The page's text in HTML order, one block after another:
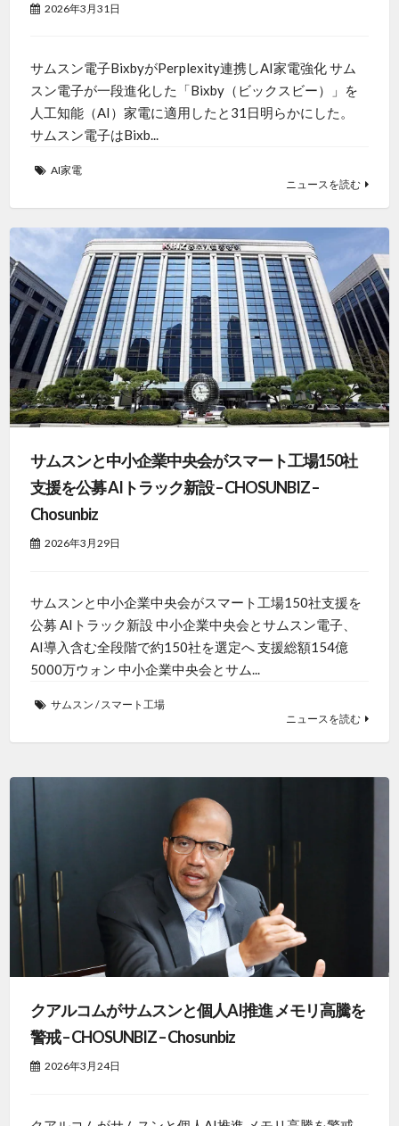
2026年3月31日
サムスン電子BixbyがPerplexity連携しAI家電強化 サム
スン電子が一段進化した「Bixby（ビックスビー）」を
人工知能（AI）家電に適用したと31日明らかにした。
サムスン電子はBixb...
AI家電
ニュースを読む
サムスンと中小企業中央会がスマート工場150社
支援を公募 AIトラック新設 – CHOSUNBIZ –
Chosunbiz
2026年3月29日
サムスンと中小企業中央会がスマート工場150社支援を
公募 AIトラック新設 中小企業中央会とサムスン電子、
AI導入含む全段階で約150社を選定へ 支援総額154億
5000万ウォン 中小企業中央会とサム...
サムスン /スマート工場
ニュースを読む
クアルコムがサムスンと個人AI推進 メモリ高騰を
警戒 – CHOSUNBIZ – Chosunbiz
2026年3月24日